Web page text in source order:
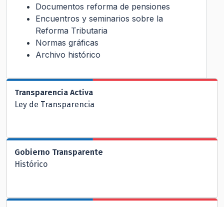
Documentos reforma de pensiones
Encuentros y seminarios sobre la
Reforma Tributaria
Normas gráficas
Archivo histórico
Transparencia Activa
Ley de Transparencia
Gobierno Transparente
Histórico